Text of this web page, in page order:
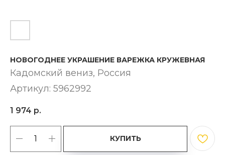
НОВОГОДНЕЕ УКРАШЕНИЕ ВАРЕЖКА КРУЖЕВНАЯ
Кадомский вениз​, Россия
Артикул: 5962992
1 974 р.
КУПИТЬ